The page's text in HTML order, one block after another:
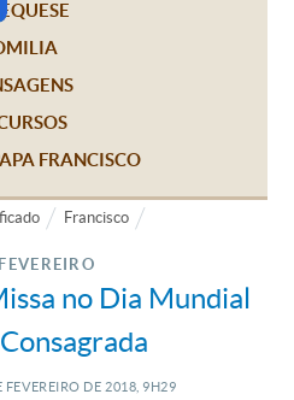
FRANCISCO
Francisco
no Dia Mundial
FEVEREIRO DE 2018, 9H29